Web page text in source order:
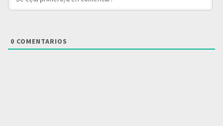
0 COMENTARIOS